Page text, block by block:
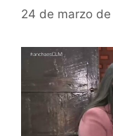
24 de marzo